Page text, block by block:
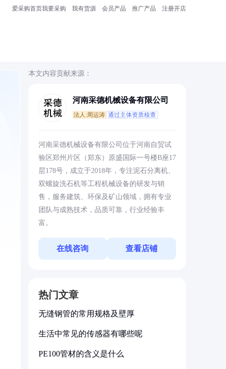
爱采购首页我要采购 我有货源 会员产品 推广产品 注册开店
本文内容贡献来源：
河南采德机械设备有限公司
法人:周运涛 通过主体资质核查
河南采德机械设备有限公司位于河南自贸试
验区郑州片区（郑东）原盛国际一号楼B座17
层178号，成立于2018年，专注泥石分离机、
双螺旋洗石机等工程机械设备的研发与销
售，服务建筑、环保及矿山领域，拥有专业
团队与成熟技术，品质可靠，行业经验丰
富。
在线咨询 查看店铺
热门文章
无缝钢管的常用规格及壁厚
生活中常见的传感器有哪些呢
PE100管材的含义是什么